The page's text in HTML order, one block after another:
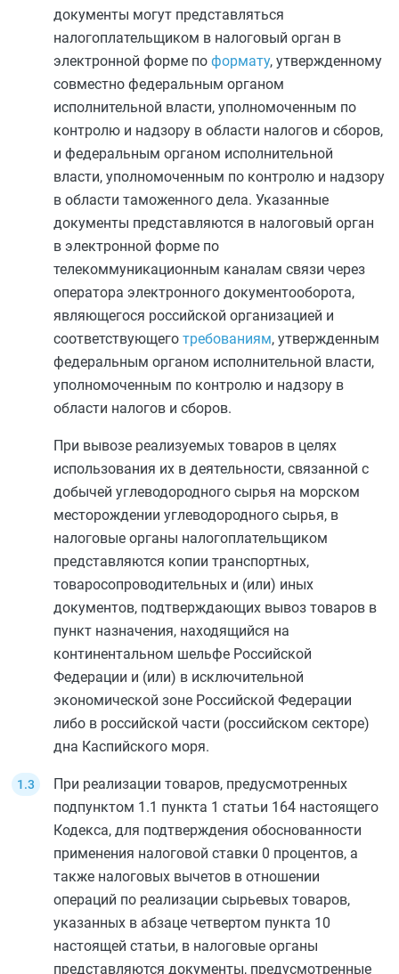
документы могут представляться
налогоплательщиком в налоговый орган в
электронной форме по формату, утвержденному
совместно федеральным органом
исполнительной власти, уполномоченным по
контролю и надзору в области налогов и сборов,
и федеральным органом исполнительной
власти, уполномоченным по контролю и надзору
в области таможенного дела. Указанные
документы представляются в налоговый орган
в электронной форме по
телекоммуникационным каналам связи через
оператора электронного документооборота,
являющегося российской организацией и
соответствующего требованиям, утвержденным
федеральным органом исполнительной власти,
уполномоченным по контролю и надзору в
области налогов и сборов.
При вывозе реализуемых товаров в целях
использования их в деятельности, связанной с
добычей углеводородного сырья на морском
месторождении углеводородного сырья, в
налоговые органы налогоплательщиком
представляются копии транспортных,
товаросопроводительных и (или) иных
документов, подтверждающих вывоз товаров в
пункт назначения, находящийся на
континентальном шельфе Российской
Федерации и (или) в исключительной
экономической зоне Российской Федерации
либо в российской части (российском секторе)
дна Каспийского моря.
При реализации товаров, предусмотренных
подпунктом 1.1 пункта 1 статьи 164 настоящего
Кодекса, для подтверждения обоснованности
применения налоговой ставки 0 процентов, а
также налоговых вычетов в отношении
операций по реализации сырьевых товаров,
указанных в абзаце четвертом пункта 10
настоящей статьи, в налоговые органы
представляются документы, предусмотренные